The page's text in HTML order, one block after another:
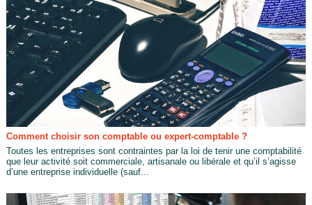
Comment choisir son comptable ou expert-comptable ?
Toutes les entreprises sont contraintes par la loi de tenir une comptabilité
que leur activité soit commerciale, artisanale ou libérale et qu’il s’agisse
d’une entreprise individuelle (sauf...